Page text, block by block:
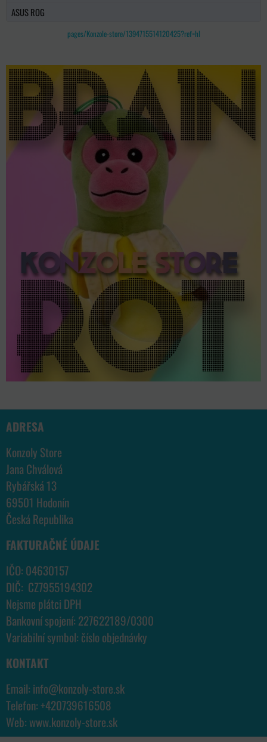
ASUS ROG
pages/Konzole-store/1394715514120425?ref=hl
ADRESA
Konzoly Store
Jana Chválová
Rybářská 13
69501 Hodonín
Česká Republika
FAKTURAČNÉ ÚDAJE
IČO: 04630157
DIČ: CZ7955194302
Nejsme plátci DPH
Bankovní spojení: 227622189/0300
Variabilní symbol: číslo objednávky
KONTAKT
Email: info@konzoly-store.sk
Telefon:+420739616508
Web: www.konzoly-store.sk